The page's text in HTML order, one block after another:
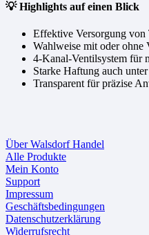
💡 Highlights auf einen Blick
Effektive Versorgung von
Wahlweise mit oder ohne
4-Kanal-Ventilsystem für
Starke Haftung auch
Transparent für präzise
Über Walsdorf Handel
Alle Produkte
Mein Konto
Support
Impressum
Geschäftsbedingungen
Datenschutzerklärung
Widerrufsrecht